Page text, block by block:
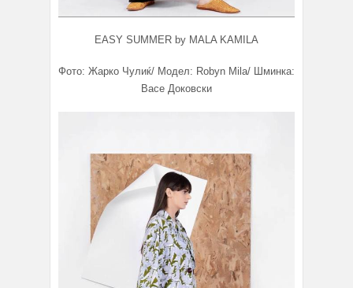
ЕАSY SUMMER by MALA KAMILA
Фото: Жарко Чулиќ/ Модел: Robyn Mila/ Шминка:
Васе Доковски